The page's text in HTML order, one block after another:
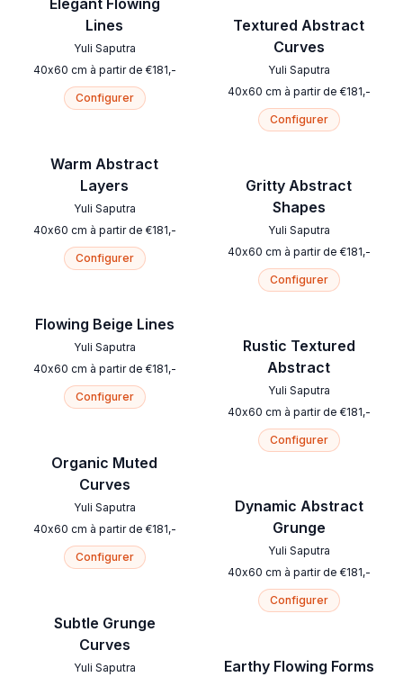
Elegant Flowing
Lines
Yuli Saputra
40x60 cm à partir de €181,-
Configurer
Warm Abstract
Layers
Yuli Saputra
40x60 cm à partir de €181,-
Configurer
Flowing Beige Lines
Yuli Saputra
40x60 cm à partir de €181,-
Configurer
Organic Muted
Curves
Yuli Saputra
40x60 cm à partir de €181,-
Configurer
Subtle Grunge
Curves
Yuli Saputra
Textured Abstract
Curves
Yuli Saputra
40x60 cm à partir de €181,-
Configurer
Gritty Abstract
Shapes
Yuli Saputra
40x60 cm à partir de €181,-
Configurer
Rustic Textured
Abstract
Yuli Saputra
40x60 cm à partir de €181,-
Configurer
Dynamic Abstract
Grunge
Yuli Saputra
40x60 cm à partir de €181,-
Configurer
Earthy Flowing Forms